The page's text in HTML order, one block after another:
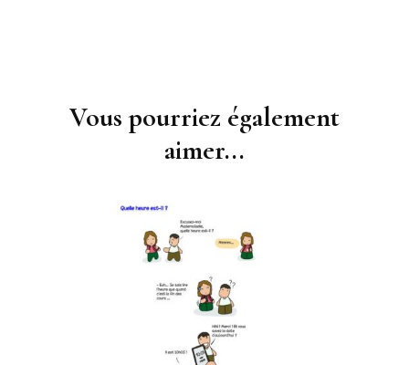
NavigationVous pourriez également
aimer...